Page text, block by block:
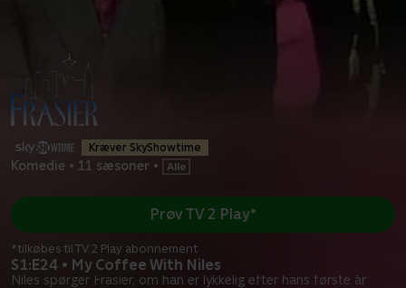
Kræver SkyShowtime
Komedie • 11 sæsoner •
S1:E24 • My Coffee With Niles
Niles spørger Frasier, om han er lykkelig efter hans første år
Prøv TV 2 Play*
*tilkøbes til TV 2 Play abonnement